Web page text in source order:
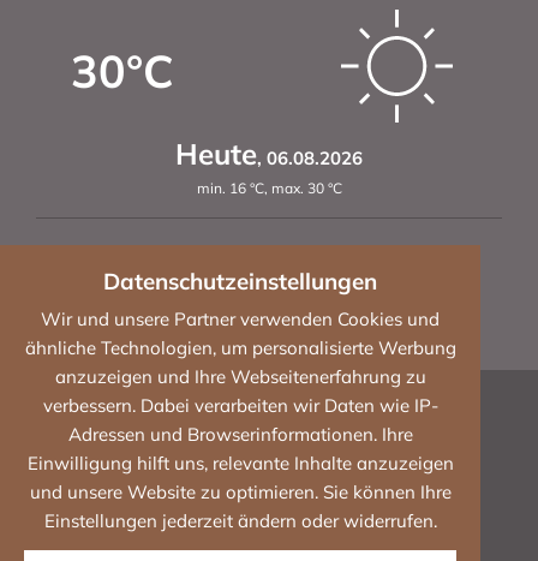
Datenschutzeinstellungen
Wir und unsere Partner verwenden Cookies und
ähnliche Technologien, um personalisierte Werbung
anzuzeigen und Ihre Webseitenerfahrung zu
verbessern. Dabei verarbeiten wir Daten wie IP-
Adressen und Browserinformationen. Ihre
Einwilligung hilft uns, relevante Inhalte anzuzeigen
und unsere Website zu optimieren. Sie können Ihre
Einstellungen jederzeit ändern oder widerrufen.
30°C
Heute, 06.08.2026
min. 16 °C, max. 30 °C
Fr,28 °C Sa,29 °C So ,33
Impressum
Datenschutz
Cookies
Barrierefreiheit